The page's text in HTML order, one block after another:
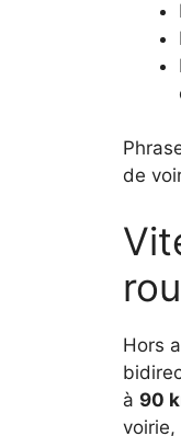
de
Hors
à 90
voirie,